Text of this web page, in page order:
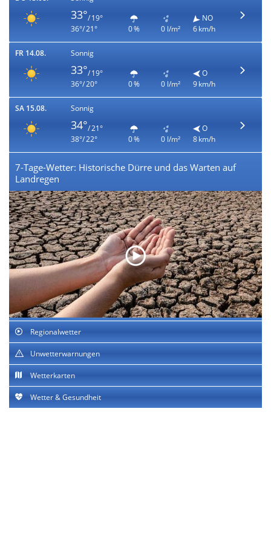
33°/ 19°
36°/ 21°
0 % 0 l/m²
NO
6 km/h
FR 14.08. Sonnig
33°/ 19°
36°/ 20°
0 % 0 l/m²
O
9 km/h
SA 15.08. Sonnig
34°/ 21°
38°/ 22°
0 % 0 l/m²
O
8 km/h
7-Tage-Wetter: Historische Dürre und das Warten auf
Landregen
Regionalwetter
Unwetterwarnungen
Wetterkarten
Wetter & Gesundheit